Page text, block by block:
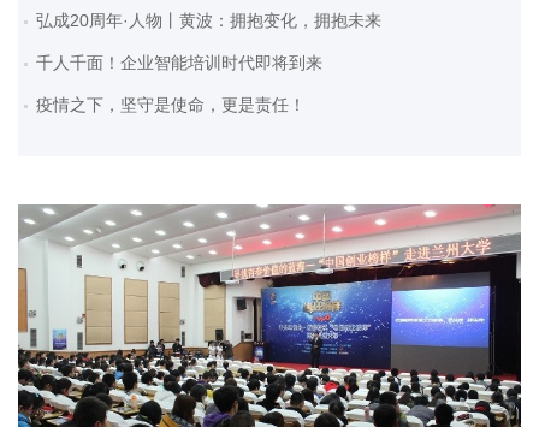
弘成20周年·人物丨黄波：拥抱变化，拥抱未来
千人千面！企业智能培训时代即将到来
疫情之下，坚守是使命，更是责任！